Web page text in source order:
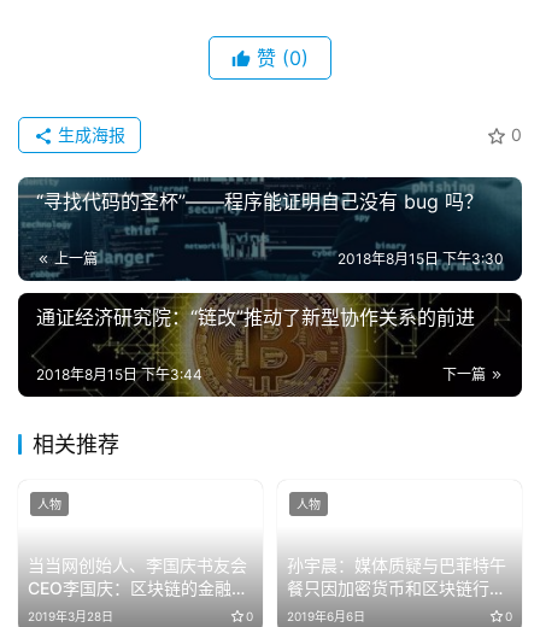
赞 (0)
0
生成海报
“寻找代码的圣杯”——程序能证明自己没有 bug 吗？
上一篇 2018年8月15日 下午3:30
通证经济研究院：“链改”推动了新型协作关系的前进
下一篇
2018年8月15日 下午3:44
相关推荐
当当网创始人、李国庆书友会
CEO李国庆：区块链的金融属
性对内容产业非常有价值
2019年3月28日 0
人物
孙宇晨：媒体质疑与巴菲特午
餐只因加密货币和区块链行业
仍很小众
2019年6月6日 0
人物